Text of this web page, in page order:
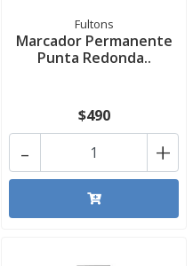
Fultons
Marcador Permanente
Punta Redonda..
$490
+
-